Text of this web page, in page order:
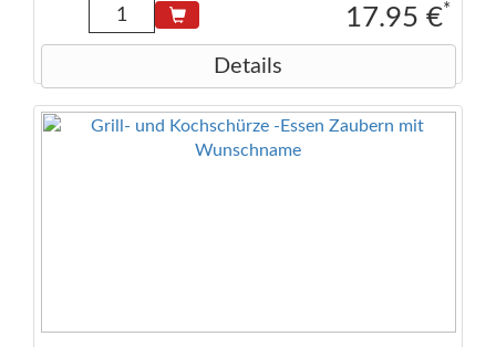
17.95 €*
Details